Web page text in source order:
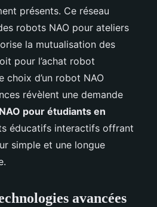
présents. Ce réseau
robots NAO pour ateliers
la mutualisation des
pour l’achat robot
choix d’un robot NAO
révèlent une demande
pour étudiants en
éducatifs interactifs offrant
simple et une longue
avancées